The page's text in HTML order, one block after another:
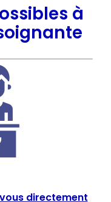
à
directement